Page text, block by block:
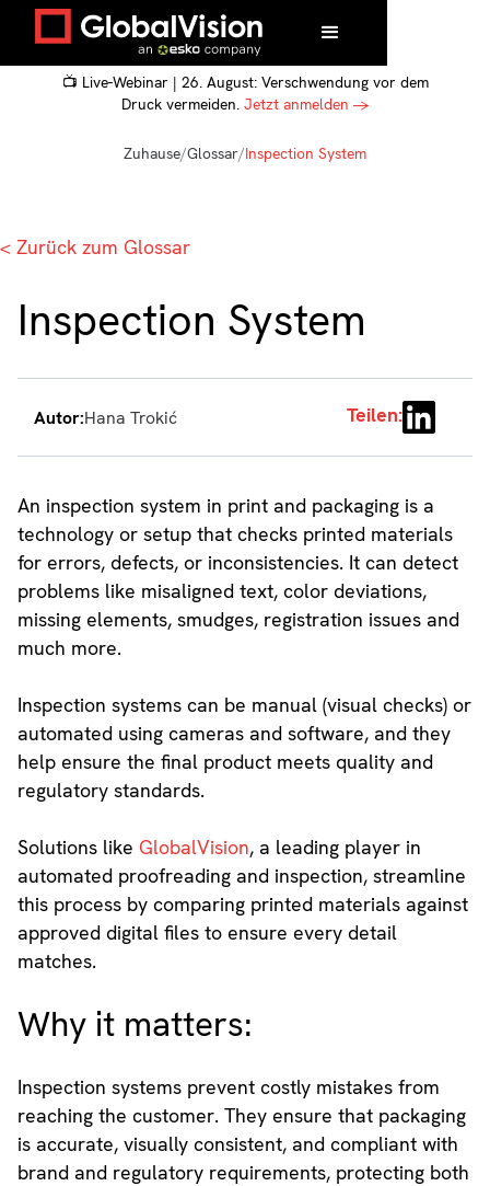
📺 Live-Webinar | 26. August: Verschwendung vor dem
Druck vermeiden. Jetzt anmelden →
Zuhause/Glossar/Inspection System
< Zurück zum Glossar
Inspection System
Autor:Hana Trokić Teilen:
An inspection system in print and packaging is a
technology or setup that checks printed materials
for errors, defects, or inconsistencies. It can detect
problems like misaligned text, color deviations,
missing elements, smudges, registration issues and
much more.
Inspection systems can be manual (visual checks) or
automated using cameras and software, and they
help ensure the final product meets quality and
regulatory standards.
Solutions like GlobalVision, a leading player in
automated proofreading and inspection, streamline
this process by comparing printed materials against
approved digital files to ensure every detail
matches.
Why it matters:
Inspection systems prevent costly mistakes from
reaching the customer. They ensure that packaging
is accurate, visually consistent, and compliant with
brand and regulatory requirements, protecting both